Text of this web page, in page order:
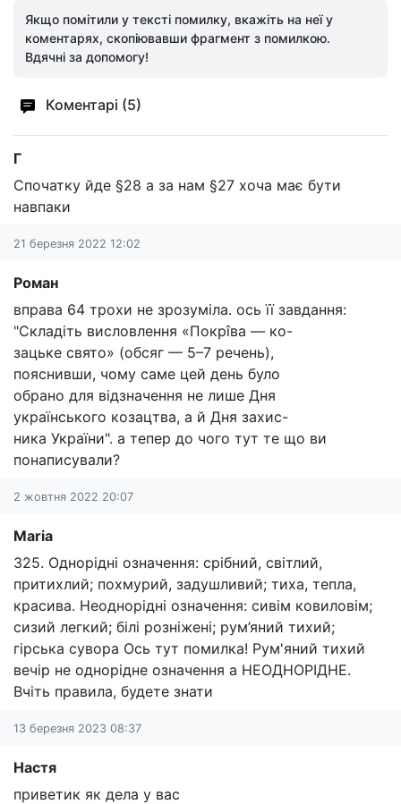
Якщо помітили у тексті помилку, вкажіть на неї у
коментарях, скопіювавши фрагмент з помилкою.
Вдячні за допомогу!
Коментарі (5)
Г
Спочатку йде §28 а за нам §27 хоча має бути
навпаки
21 березня 2022 12:02
Роман
вправа 64 трохи не зрозуміла. ось її завдання:
"Складіть висловлення «Покрîва — ко-
зацьке свято» (обсяг — 5–7 речень),
пояснивши, чому саме цей день було
обрано для відзначення не лише Дня
українського козацтва, а й Дня захис-
ника України". а тепер до чого тут те що ви
понаписували?
2 жовтня 2022 20:07
Maria
325. Однорідні означення: срібний, світлий,
притихлий; похмурий, задушливий; тиха, тепла,
красива. Неоднорідні означення: сивім ковиловім;
сизий легкий; білі розніжені; рум’яний тихий;
гірська сувора Ось тут помилка! Рум'яний тихий
вечір не однорідне означення а НЕОДНОРІДНЕ.
Вчіть правила, будете знати
13 березня 2023 08:37
Настя
приветик як дела у вас